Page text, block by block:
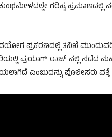
ಗರಿಷ್ಠ
ಪ್ರಕರಣದಲ್ಲಿ ತನಿಖೆ
ಪ್ರಯಾಗ್ ರಾಜ್‌ ನಲ್ಲಿ ನಡೆದ
ಎಂಬುದನ್ನು ಪೊಲೀಸರು ಪತ್ತೆ